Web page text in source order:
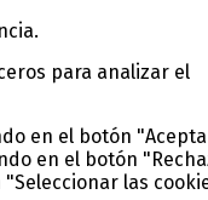
para analizar el
en el botón
en el botón
las
ecuatoguineano en
Obama Ondo,